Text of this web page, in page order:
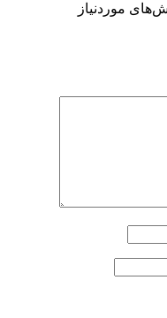
موردنیاز